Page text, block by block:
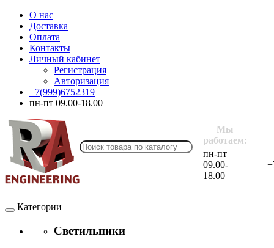
О нас
Доставка
Оплата
Контакты
Личный кабинет
Регистрация
Авторизация
+7(999)6752319
пн-пт 09.00-18.00
Мы
работаем:
пн-пт
09.00-
18.00
Категории
Светильники